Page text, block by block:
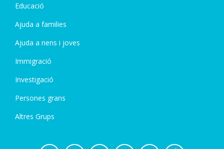
Educació
Ajuda a families
Ajuda a nens i joves
Immigració
Investigació
Persones grans
Altres Grups